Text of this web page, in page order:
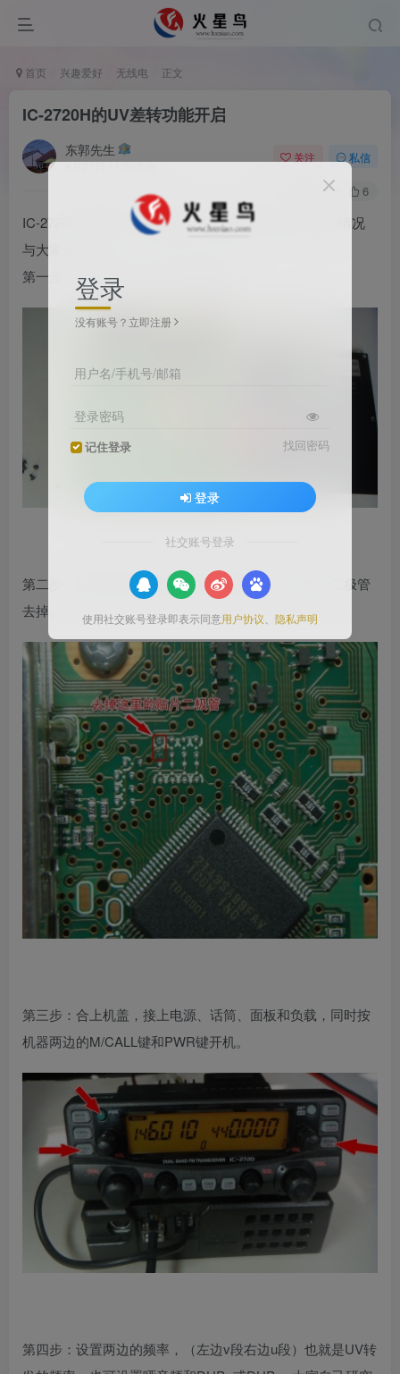
首页 兴趣爱好 无线电 正文
IC-2720H的UV差转功能开启
东郭先生
8月27日 11:50发布
关注 私信
128 6
IC-2720H稍加改动，就能实现UV差转功能。现将改动情况
与大家分享。
第一步：打开机盖，找到CPU集电块。
第二步：找到这个贴片二极管（红色方框），将这个二极管
去掉。
第三步：合上机盖，接上电源、话筒、面板和负载，同时按
机器两边的M/CALL键和PWR键开机。
第四步：设置两边的频率，（左边v段右边u段）也就是UV转
登录
没有账号？立即注册
用户名/手机号/邮箱
登录密码
记住登录 找回密码
登录
社交账号登录
使用社交账号登录即表示同意用户协议 隐私声明